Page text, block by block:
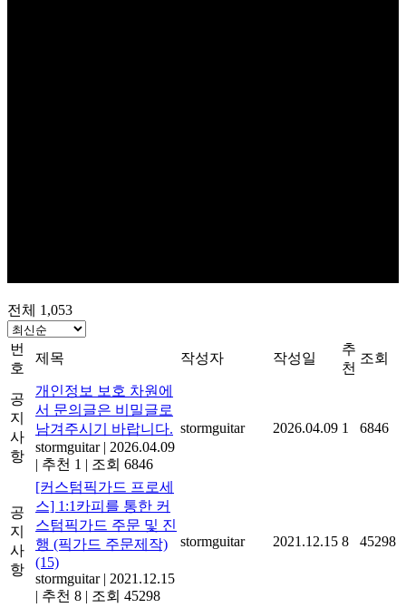
전체 1,053
번
호
제목 작성자 작성일
추
천
조회
공
지
사
항
개인정보 보호 차원에
서 문의글은 비밀글로
남겨주시기 바랍니다.
stormguitar | 2026.04.09
| 추천 1 | 조회 6846
stormguitar 2026.04.09 1 6846
공
지
사
항
[커스텀픽가드 프로세
스] 1:1카피를 통한 커
스텀픽가드 주문 및 진
행 (픽가드 주문제작)
(15)
stormguitar | 2021.12.15
| 추천 8 | 조회 45298
stormguitar 2021.12.15 8 45298